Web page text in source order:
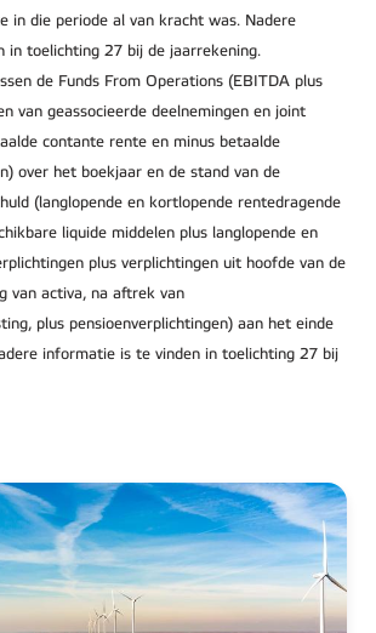
in die periode al van kracht was. Nadere
in toelichting 27 bij de jaarrekening.
de Funds From Operations (EBITDA plus
van geassocieerde deelnemingen en joint
contante rente en minus betaalde
over het boekjaar en de stand van de
(langlopende en kortlopende rentedragende
liquide middelen plus langlopende en
plus verplichtingen uit hoofde van de
van activa, na aftrek van
plus pensioenverplichtingen) aan het einde
informatie is te vinden in toelichting 27 bij